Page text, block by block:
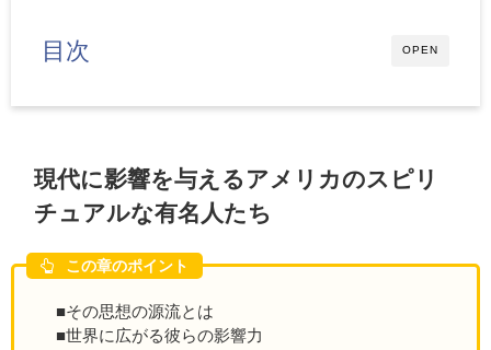
OPEN
目次
現代に影響を与えるアメリカのスピリ
チュアルな有名人たち
この章のポイント
■その思想の源流とは
■世界に広がる彼らの影響力